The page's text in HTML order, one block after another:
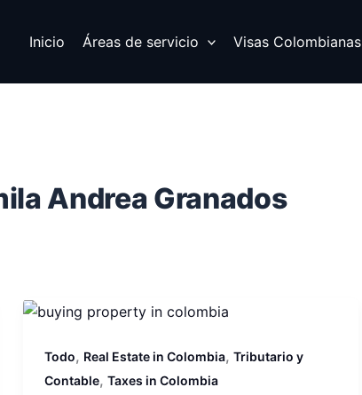
Inicio Áreas de servicio Visas Colombianas
Andrea Granados
Todo, Real Estate in Colombia, Tributario y
Contable, Taxes in Colombia